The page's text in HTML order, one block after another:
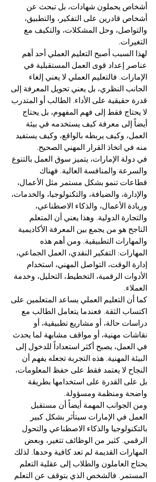
أشخاص يحملون شهادات، بل تبحث عن
أشخاص قادرين على التفكير، والتطبيق،
والتواصل، وحل المشكلات، والتكيف مع
التغيرات.
لهذا السبب أصبح التعليم العملي أحد أهم
عناصر إعداد قوى العمل المستقبلية في
الإمارات. فالتعليم العملي لا يعني إلغاء
الجانب النظري، بل يعني تحويل المعرفة إلى
قدرة حقيقية على الأداء. الطالب أو المتدرب
لا يحتاج فقط إلى فهم المفهوم، بل يحتاج
أيضاً إلى معرفة كيف يستخدمه في بيئة
العمل، وكيف يربطه بالواقع، وكيف يستفيد
منه في اتخاذ القرار المهني الصحيح.
في دولة الإمارات، يتميز سوق العمل بالتنوع
والسرعة والمنافسة العالية. فهناك
قطاعات تنمو بشكل مستمر مثل الأعمال،
والإدارة، والضيافة، والتكنولوجيا، والخدمات،
وريادة الأعمال، والذكاء الاصطناعي،
والتجارة الدولية. وهذا يعني أن المتعلم
الناجح هو من يجمع بين المعرفة الأكاديمية
والمهارات التطبيقية. ومن أهم هذه
المهارات: التفكير النقدي، العمل الجماعي،
إدارة الوقت، التواصل المهني، استخدام
الأدوات الرقمية، التخطيط، التحليل، وخدمة
العملاء.
كما أن التعليم العملي يساعد المتعلمين على
اكتساب الثقة. فعندما يتعامل الطالب مع
دراسات حالة، أو مشاريع تطبيقية، أو
نقاشات مهنية، أو مواقف مشابهة لما يحدث
في العمل، يصبح أكثر استعداداً للدخول إلى
البيئة المهنية. هذه التجربة تجعله يفهم أن
النجاح لا يعتمد فقط على حفظ المعلومات،
بل على القدرة على استخدامها بطريقة
واضحة ومنظمة ومسؤولة.
ومن الجوانب المهمة أيضاً أن مستقبل
العمل في الإمارات سيتأثر بشكل كبير
بالتكنولوجيا والذكاء الاصطناعي والتحول
الرقمي. كثير من الوظائف تتغير، وبعض
المهارات القديمة لم تعد كافية وحدها. لذلك
يحتاج العاملون والطلاب إلى عقلية التعلم
المستمر. فالشخص الذي يتوقف عن التعلم